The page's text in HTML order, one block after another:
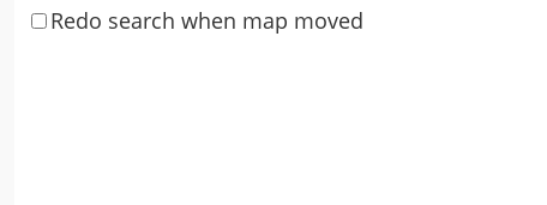
Redo search when map moved